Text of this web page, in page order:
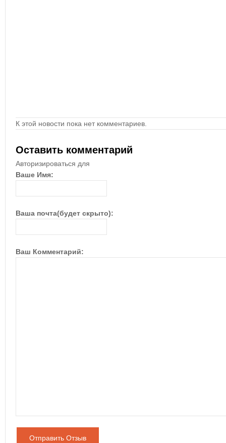
К этой новости пока нет комментариев.
Оставить комментарий
Авторизироваться для
Ваше Имя:
Ваша почта(будет скрыто):
Ваш Комментарий:
Отправить Отзыв